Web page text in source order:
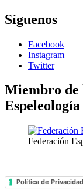
Síguenos
Facebook
Instagram
Twitter
Miembro de
Espeleología
Federación
Política de Privacidad